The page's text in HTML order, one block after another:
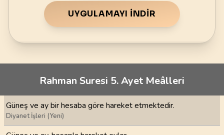
UYGULAMAYI İNDIR
Rahman Suresi 5. Ayet Meâlleri
Güneş ve ay bir hesaba göre hareket etmektedir.
Diyanet İşleri (Yeni)